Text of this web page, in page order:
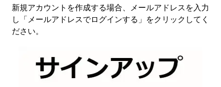
新規アカウントを作成する場合、メールアドレスを入力
し「メールアドレスでログインする」をクリックしてく
ださい。